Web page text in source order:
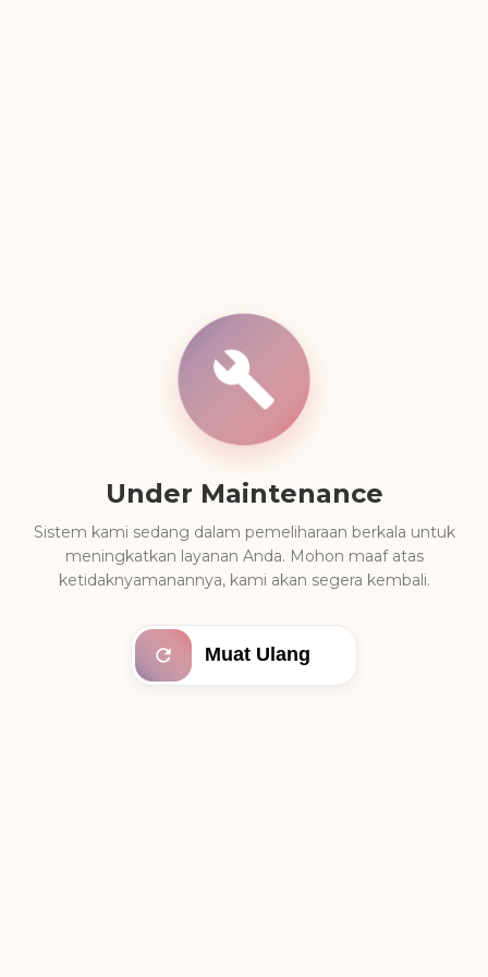
Under Maintenance
Sistem kami sedang dalam pemeliharaan berkala untuk
meningkatkan layanan Anda. Mohon maaf atas
ketidaknyamanannya, kami akan segera kembali.
Muat Ulang